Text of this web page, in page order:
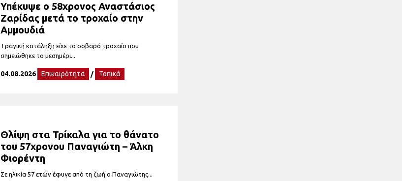
Υπέκυψε ο 58χρονος Αναστάσιος
Ζαρίδας μετά το τροχαίο στην
Αμμουδιά
Tραγική κατάληξη είχε το σοβαρό τροχαίο που
σημειώθηκε το μεσημέρι...
04.08.2026 Επικαιρότητα / Τοπικά
Θλίψη στα Τρίκαλα για το θάνατο
του 57χρονου Παναγιώτη – Άλκη
Φιορέντη
Σε ηλικία 57 ετών έφυγε από τη ζωή ο Παναγιώτης...